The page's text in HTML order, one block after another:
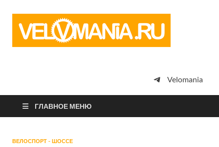
просто
Velomania
ГЛАВНОЕ МЕНЮ
ВЕЛОСПОРТ - ШОССЕ